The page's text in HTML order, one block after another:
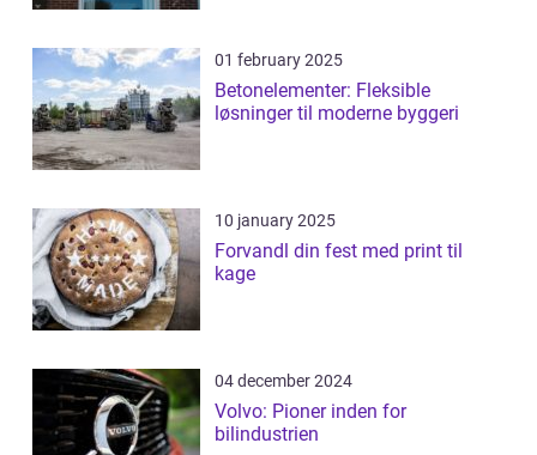
01 february 2025
Betonelementer: Fleksible
løsninger til moderne byggeri
10 january 2025
Forvandl din fest med print til
kage
04 december 2024
Volvo: Pioner inden for
bilindustrien